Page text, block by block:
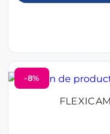
-8%